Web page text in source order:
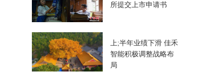
所提交上市申请书
上;半年业绩下滑 佳禾
智能积极调整战略布
局